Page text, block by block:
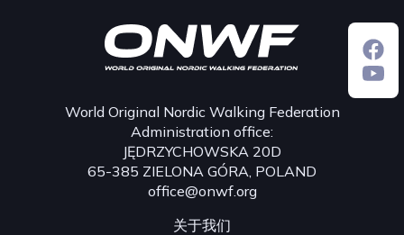
World Original Nordic Walking Federation
Administration office:
JĘDRZYCHOWSKA 20D
65-385 ZIELONA GÓRA, POLAND
office@onwf.org
关于我们